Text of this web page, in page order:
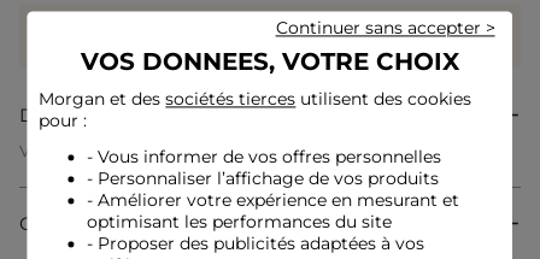
55 coeurs grâce à ce produit
Description
Veste droite manches 3/4
Coupe droite courte
Col ouvert
Manches 3/4
Poignets boutonnés
Épaulettes
Composition & Entretien
VOS DONNEES, VOTRE CHOIX
Morgan et dessociétés tierces utilisent des cookies
pour :
- Vous informer de vos offres personnelles
- Personnaliser l’affichage de vos produits
- Améliorer votre expérience en mesurant et
optimisant les performances du site
- Proposer des publicités adaptées à vos
Continuer sans accepter >